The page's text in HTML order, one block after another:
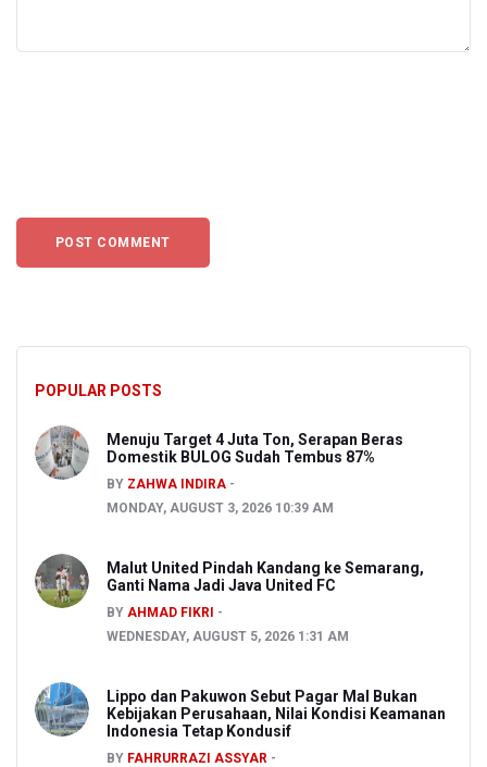
POPULAR POSTS
Menuju Target 4 Juta Ton, Serapan Beras
Domestik BULOG Sudah Tembus 87%
BY ZAHWA INDIRA
MONDAY, AUGUST 3, 2026 10:39 AM
Malut United Pindah Kandang ke Semarang,
Ganti Nama Jadi Java United FC
BY AHMAD FIKRI
WEDNESDAY, AUGUST 5, 2026 1:31 AM
Lippo dan Pakuwon Sebut Pagar Mal Bukan
Kebijakan Perusahaan, Nilai Kondisi Keamanan
Indonesia Tetap Kondusif
BY FAHRURRAZI ASSYAR